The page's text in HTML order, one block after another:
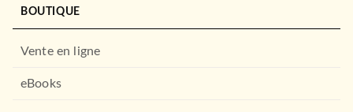
BOUTIQUE
Vente en ligne
eBooks